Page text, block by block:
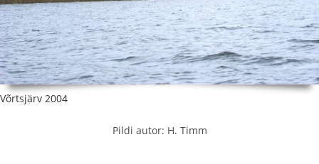
Võrtsjärv 2004
Pildi autor: H. Timm